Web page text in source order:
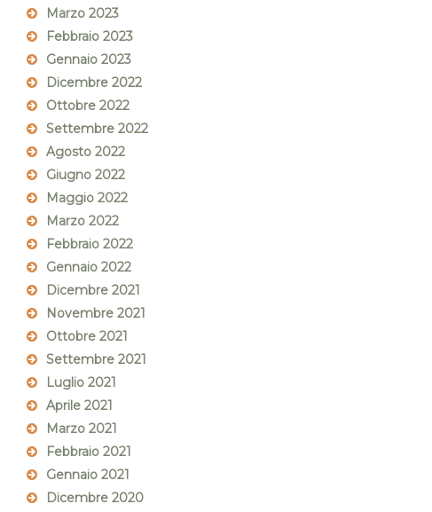
Marzo 2023
Febbraio 2023
Gennaio 2023
Dicembre 2022
Ottobre 2022
Settembre 2022
Agosto 2022
Giugno 2022
Maggio 2022
Marzo 2022
Febbraio 2022
Gennaio 2022
Dicembre 2021
Novembre 2021
Ottobre 2021
Settembre 2021
Luglio 2021
Aprile 2021
Marzo 2021
Febbraio 2021
Gennaio 2021
Dicembre 2020